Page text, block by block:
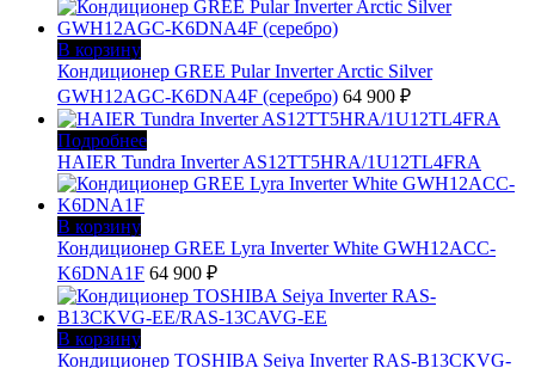
В корзину
Кондиционер GREE Pular Inverter Arctic Silver
GWH12AGC-K6DNA4F (серебро) 64 900 ₽
Подробнее
HAIER Tundra Inverter AS12TT5HRA/1U12TL4FRA
В корзину
Кондиционер GREE Lyra Inverter White GWH12ACC-
K6DNA1F 64 900 ₽
В корзину
Кондиционер TOSHIBA Seiya Inverter RAS-B13CKVG-